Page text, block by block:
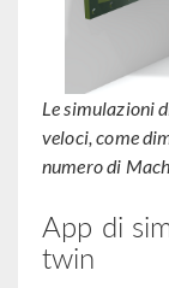
Le simulazioni
veloci, come
numero di
App di
twin